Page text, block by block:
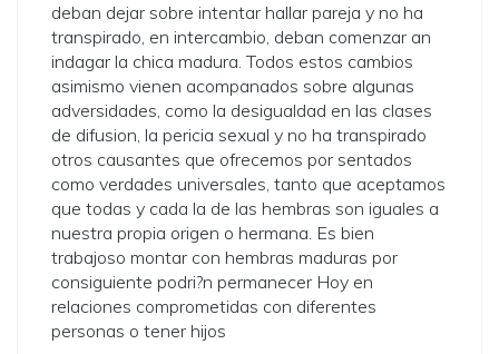
deban dejar sobre intentar hallar pareja y no ha
transpirado, en intercambio, deban comenzar an
indagar la chica madura. Todos estos cambios
asimismo vienen acompanados sobre algunas
adversidades, como la desigualdad en las clases
de difusion, la pericia sexual y no ha transpirado
otros causantes que ofrecemos por sentados
como verdades universales, tanto que aceptamos
que todas y cada la de las hembras son iguales a
nuestra propia origen o hermana. Es bien
trabajoso montar con hembras maduras por
consiguiente podri?n permanecer Hoy en
relaciones comprometidas con diferentes
personas o tener hijos